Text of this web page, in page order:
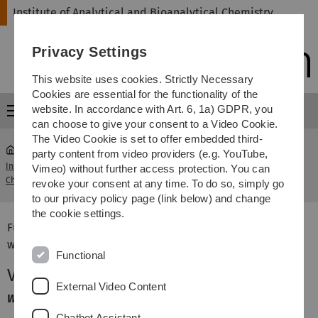
Skip
Skip
Skip
Skip
Institute of Analytical and Bioanalytical Chemistry
Menu
Institute of Analytical and Bioanalytical
Chemistry
...
Analytical
Spectroscopy
Für Studierende der Studiengänge Master Chemie bieten
wir im Wintersemester folgende Veranstaltungen an:
Vorlesung Analytical Spectroscopy
Wahlpflicht (2 SWS)
Privacy Settings
This website uses cookies. Strictly Necessary
Cookies are essential for the functionality of the
website. In accordance with Art. 6, 1a) GDPR, you
can choose to give your consent to a Video Cookie.
The Video Cookie is set to offer embedded third-
party content from video providers (e.g. YouTube,
Vimeo) without further access protection. You can
revoke your consent at any time. To do so, simply go
to our privacy policy page (link below) and change
the cookie settings.
Functional
External Video Content